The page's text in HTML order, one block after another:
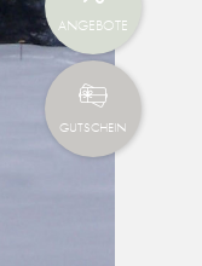
ANGEBOTE
GUTSCHEIN